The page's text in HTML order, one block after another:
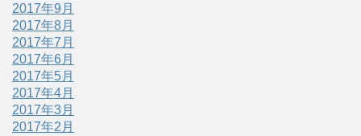
2017年9月
2017年8月
2017年7月
2017年6月
2017年5月
2017年4月
2017年3月
2017年2月